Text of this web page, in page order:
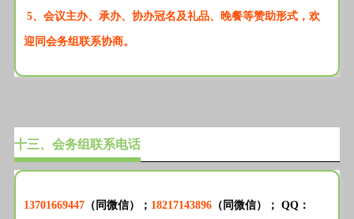
5、会议主办、承办、协办冠名及礼品、晚餐等赞助形式，欢
迎同会务组联系协商。
十三、会务组联系电话
13701669447 （同微信）； 18217143896 （同微信）； QQ：